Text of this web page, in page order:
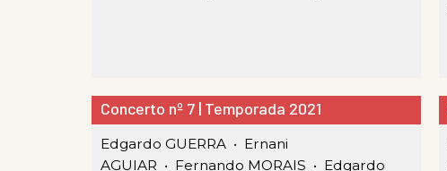
Concerto nº 7 | Temporada 2021
Edgardo GUERRA • Ernani
AGUIAR • Fernando MORAIS • Edgardo